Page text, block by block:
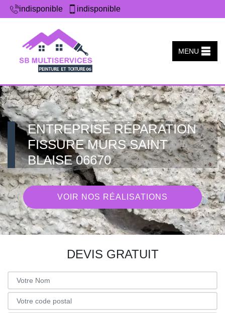
indisponible indisponible
MENU
ENTREPRISE RÉPARATION
FISSURE MURS SAINT
BLAISE 06670
VOIR NOS RÉALISATIONS
DEVIS GRATUIT